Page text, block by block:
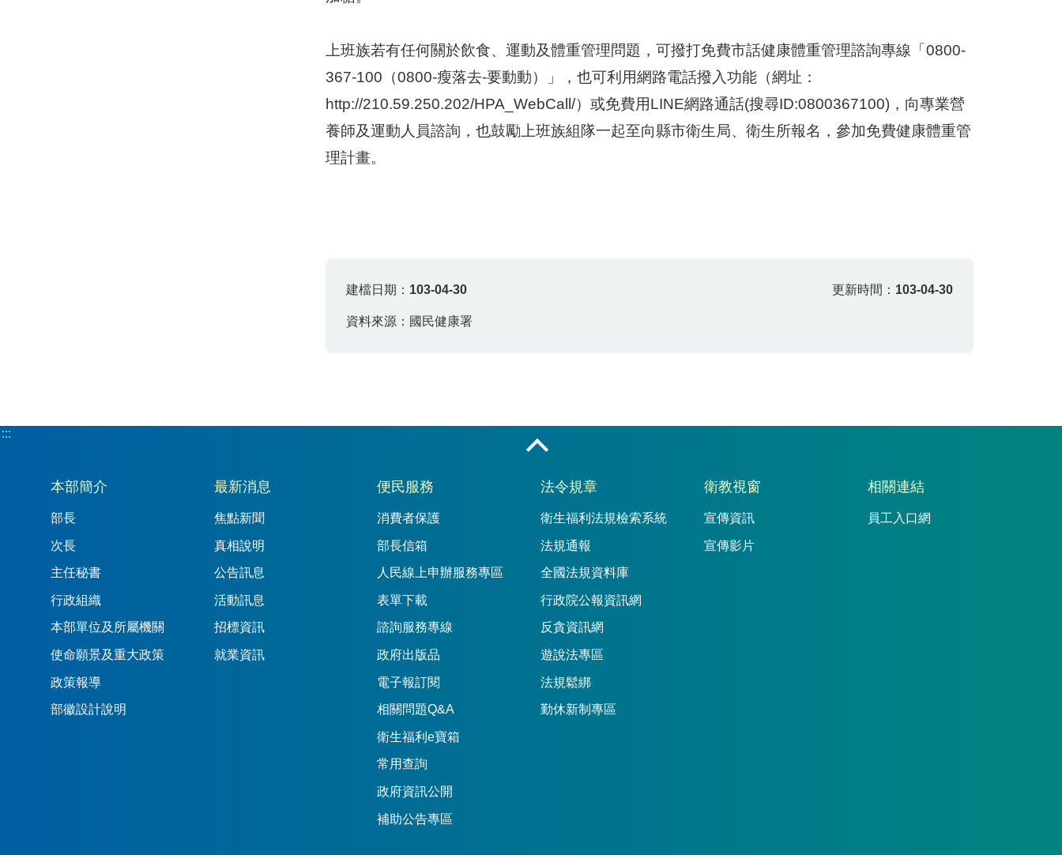
上班族若有任何關於飲食、運動及體重管理問題，可撥打免費市話健康體重管理諮詢專線「0800-
367-100（0800-瘦落去-要動動）」，也可利用網路電話撥入功能（網址：
http://210.59.250.202/HPA_WebCall/）或免費用LINE網路通話(搜尋ID:0800367100)，向專業營
養師及運動人員諮詢，也鼓勵上班族組隊一起至向縣市衛生局、衛生所報名，參加免費健康體重管
理計畫。
建檔日期： 103-04-30 更新時間： 103-04-30
資料來源：國民健康署
:::
:::
本部簡介
部長
次長
主任秘書
行政組織
本部單位及所屬機關
使命願景及重大政策
政策報導
部徽設計說明
最新消息
焦點新聞
真相說明
公告訊息
活動訊息
招標資訊
就業資訊
便民服務
消費者保護
部長信箱
人民線上申辦服務專區
表單下載
諮詢服務專線
政府出版品
電子報訂閱
相關問題Q&A
衛生福利e寶箱
常用查詢
政府資訊公開
補助公告專區
法令規章
衛生福利法規檢索系統
法規通報
全國法規資料庫
行政院公報資訊網
反貪資訊網
遊說法專區
法規鬆綁
勤休新制專區
衛教視窗
宣傳資訊
宣傳影片
相關連結
員工入口網